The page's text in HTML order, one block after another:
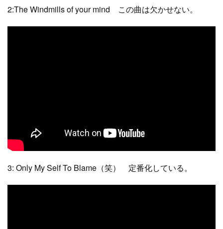
2:The Windmills of your mind この曲は欠かせない。
3: Only My Self To Blame（笑） 定番化している。